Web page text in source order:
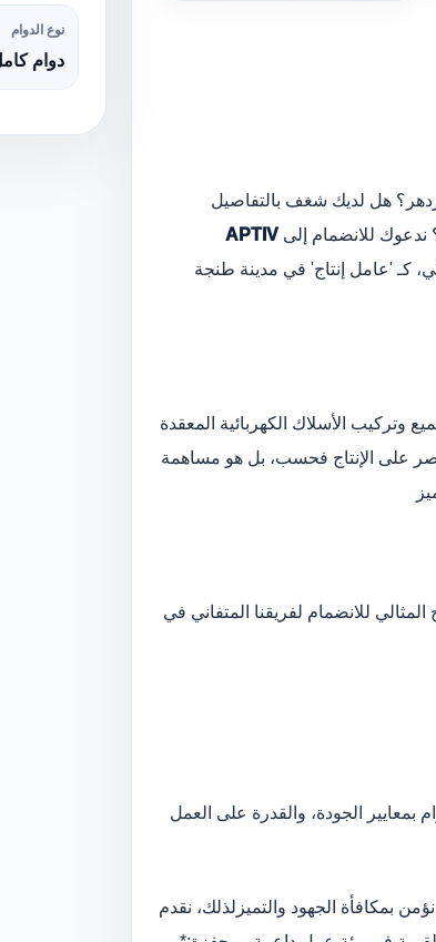
هل لديك شغف بالتفاصيل
للانضمام إلى APTIV
كـ 'عامل إنتاج' في مدينة طنجة
الأسلاك الكهربائية المعقدة
على الإنتاج فحسب، بل هو مساهمة
للانضمام لفريقنا المتفاني في
بمعايير الجودة، والقدرة على العمل
لذلك، نقدم
نوع الدوام
دوام